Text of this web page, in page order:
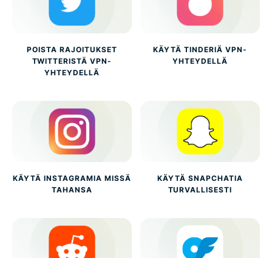
POISTA RAJOITUKSET
TWITTERISTÄ VPN-
YHTEYDELLÄ
KÄYTÄ TINDERIÄ VPN-
YHTEYDELLÄ
KÄYTÄ INSTAGRAMIA MISSÄ
TAHANSA
KÄYTÄ SNAPCHATIA
TURVALLISESTI